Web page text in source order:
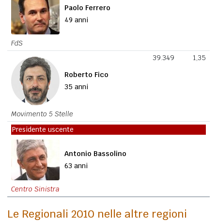
Paolo Ferrero
49 anni
FdS
Roberto Fico
35 anni
Movimento 5 Stelle
39.349 1,35
Presidente uscente
Antonio Bassolino
63 anni
Centro Sinistra
Le Regionali 2010 nelle altre regioni